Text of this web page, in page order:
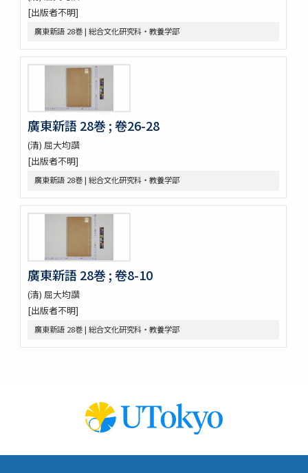
魚類, 禽類, 草木, 和漢譯名
三物考
紫藤園攷證 / 源翠嶽鑒定
田中芳男君七六展覽會記念誌
錦窠翁耋筵誌
錦窠翁九十賀壽博物會誌 / 伊藤篤太郎編
多識會誌
伊藤圭介履歴
救荒本草啓蒙 / 小野蕙蕙口授 ; 小野彦安録
救荒野譜記聞
艸木圖説 / 飯沼慾齋著 ; 田中芳男, 小野職愨増訂
本草圖譜 / 潅園岩崎常正著 ; 飯田藏太郎編纂
本草圖譜 / 岩崎常正著
瓶史草木備考
植物漢名鑑
[和]朝本草
寫生本草書
詩経草木觧 / 小野蕙畝識孝選
香山采種 / 鶴鳴竹内又玄 [撰]
梅品 / 怡顔齋松岡先生著
小金井櫻花圖説 / 三好學著
[出版者不明]
廣東新語 28巻 | 総合文化研究科・教養学部
廣東新語 28巻 ; 卷26-28
(清) 屈大均譔
[出版者不明]
廣東新語 28巻 | 総合文化研究科・教養学部
廣東新語 28巻 ; 卷8-10
(清) 屈大均譔
[出版者不明]
廣東新語 28巻 | 総合文化研究科・教養学部